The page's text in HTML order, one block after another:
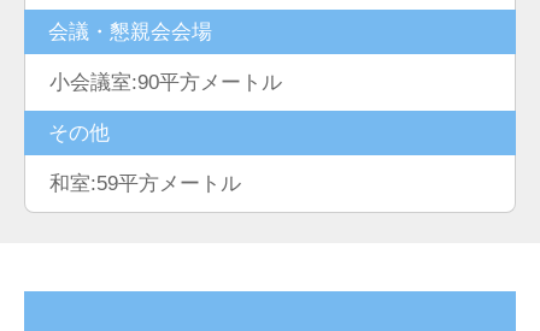
会議・懇親会会場
小会議室:90平方メートル
その他
和室:59平方メートル